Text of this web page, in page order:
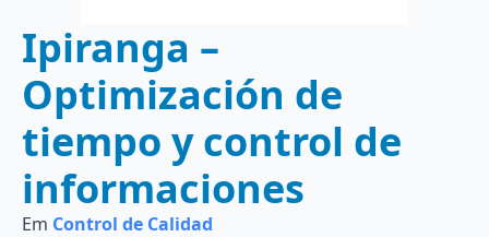
Ipiranga –
Optimización de
tiempo y control de
informaciones
Em Control de Calidad